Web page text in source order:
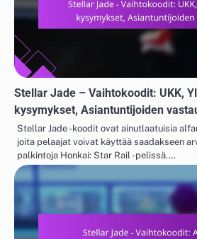
Stellar Jade – Vaihtokoodit: UKK,
kysymykset, Asiantuntijoiden
Stellar Jade -koodit ovat ainutlaatuisia
joita pelaajat voivat käyttää saadakseen
palkintoja Honkai: Star Rail -pelissä.…